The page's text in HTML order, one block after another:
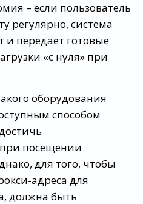
– если пользователь
регулярно, система
и передает готовые
«с нуля» при
оборудования
способом
посещении
для того, чтобы
адреса для
должна быть